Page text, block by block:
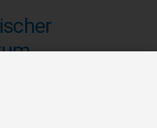
DGUV Vorschrift 3, DIN